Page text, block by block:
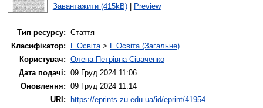
Завантажити (415kB)| Preview
Тип ресурсу: Стаття
Класифікатор:
L Освіта> L Освіта (Загальне)
Користувач: Олена Петрівна Сіваченко
Дата подачі: 09 Груд 2024 11:06
Оновлення: 09 Груд 2024 11:14
URI:
https://eprints.zu.edu.ua/id/eprint/41954